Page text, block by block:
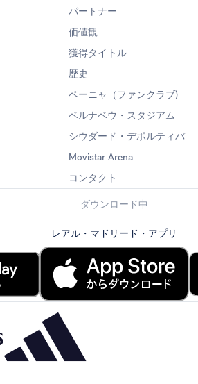
パートナー
価値観
獲得タイトル
歴史
ペーニャ（ファンクラブ)
ベルナベウ・スタジアム
シウダード・デポルティバ
Movistar Arena
コンタクト
ダウンロード中
レアル・マドリード・アプリ